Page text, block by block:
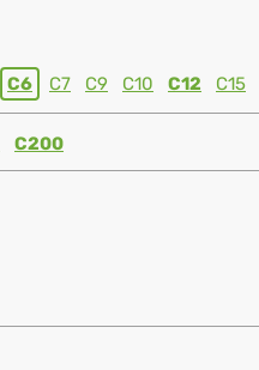
C6 C7 C9 C10 C12 C15
C200